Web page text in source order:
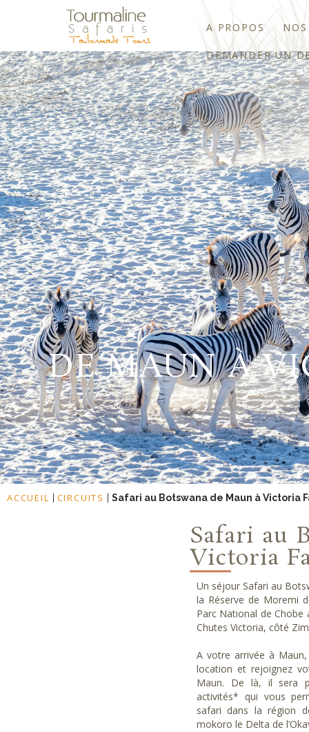
A PROPOS
DEMANDER UN
DE MAUN À
ACCUEIL CIRCUITS |Safari au Botswana de Maun à Victoria
Safari au
Victoria
Un séjour Safari au
la Réserve de Moremi
Parc National de
Chutes Victoria, côté
A votre arrivée à
location et rejoignez
Maun. De là, il sera
activités* qui vous
safari dans la région
mokoro le Delta de